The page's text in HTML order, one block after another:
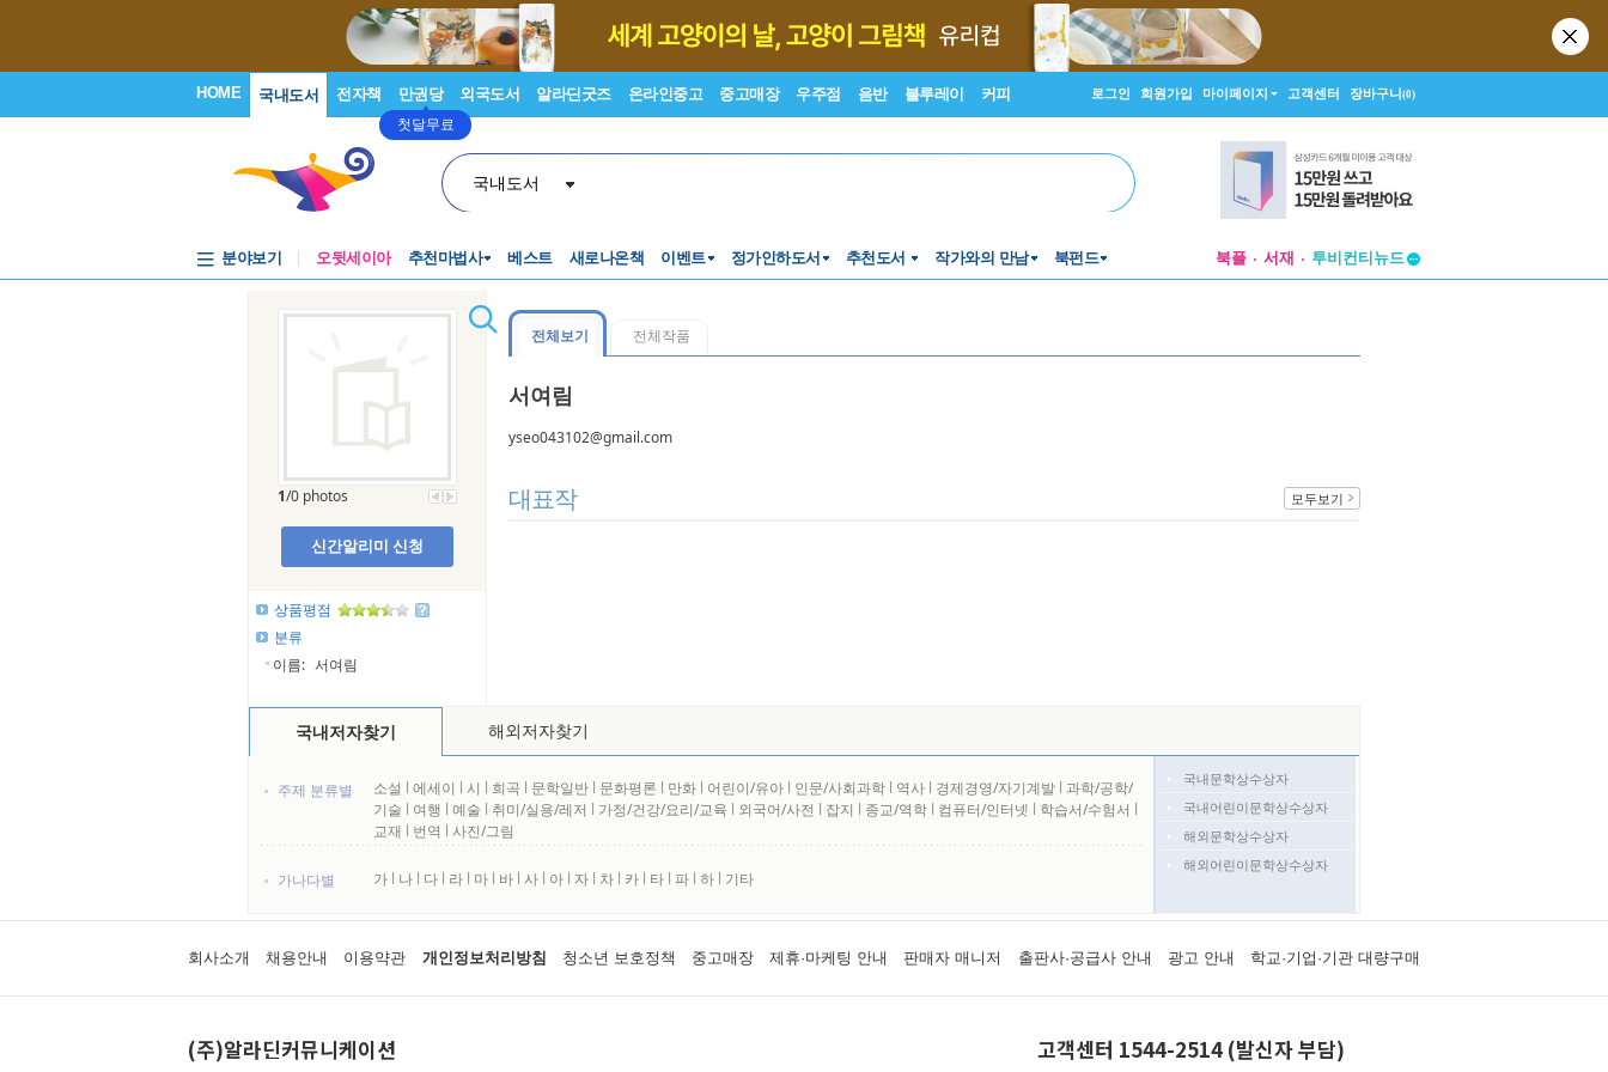
HOME 국내도서 전자책 만권당
첫달무료
외국도서 알라딘굿즈 온라인중고 중고매장 우주점 음반 블루레이 커피 로그인 회원가입 마이페이지 고객센터 장바구니(0)
국내도서
분야보기 오뒷세이아 추천마법사 베스트 새로나온책 이벤트 정가인하도서 추천도서 작가와의 만남 북펀드 북플 서재
투비컨티뉴드
1/0 photos
신간알리미 신청
상품평점
분류
이름: 서여림
전체보기 전체작품
서여림
yseo043102@gmail.com
대표작 모두보기
국내저자찾기 해외저자찾기
주제 분류별 소설 l 에세이 l 시 l 희곡 l 문학일반 l 문화평론 l 만화 l 어린이/유아 l 인문/사회과학 l 역사 l 경제경영/자기계발 l 과학/공학/
기술 l 여행 l 예술 l 취미/실용/레저 l 가정/건강/요리/교육 l 외국어/사전 l 잡지 l 종교/역학 l 컴퓨터/인터넷 l 학습서/수험서 l
교재 l 번역 l 사진/그림
가나다별 가 l 나 l 다 l 라 l 마 l 바 l 사 l 아 l 자 l 차 l 카 l 타 l 파 l 하 l 기타
국내문학상수상자
국내어린이문학상수상자
해외문학상수상자
해외어린이문학상수상자
회사소개 채용안내 이용약관 개인정보처리방침 청소년 보호정책 중고매장 제휴·마케팅 안내 판매자 매니저 출판사·공급사 안내 광고 안내 학교·기업·기관 대량구매
(주)알라딘커뮤니케이션 고객센터 1544-2514 (발신자 부담)